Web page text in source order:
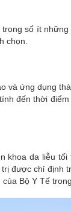
số ít
chọn.
và ứng dụng
đến thời
khoa da liễu
được chỉ
Bộ Y Tế